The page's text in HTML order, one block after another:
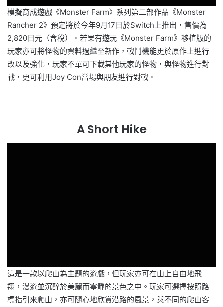
模擬育成遊戲《Monster Farm》系列第二部作品《Monster
Rancher 2》預定將於今年9月17日於Switch上推出，售價為
2,820日元（含稅）。若果有遊玩《Monster Farm》移植版的
玩家亦可將怪物的資料過繼至新作，戰鬥機能更於原作上進行
改以及強化，玩家不單可下載其他玩家的怪物，與怪物進行對
戰，更可利用Joy Con當場與朋友進行對戰。
A Short Hike
這是一款以爬山為主題的遊戲，但玩家亦可在山上自由地飛
翔，漫遊並沉醉於美麗而寧靜的景色之中。玩家可選擇按照路
標指引來爬山，亦可隨心地欣賞沿路的風景，與不同的爬山客